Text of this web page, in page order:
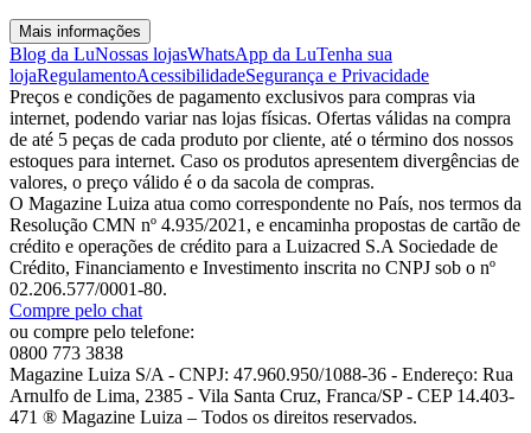
Mais informações
Blog da LuNossas lojasWhatsApp da LuTenha sua
lojaRegulamentoAcessibilidadeSegurança e Privacidade
Preços e condições de pagamento exclusivos para compras via
internet, podendo variar nas lojas físicas. Ofertas válidas na compra
de até 5 peças de cada produto por cliente, até o término dos nossos
estoques para internet. Caso os produtos apresentem divergências de
valores, o preço válido é o da sacola de compras.
O Magazine Luiza atua como correspondente no País, nos termos da
Resolução CMN nº 4.935/2021, e encaminha propostas de cartão de
crédito e operações de crédito para a Luizacred S.A Sociedade de
Crédito, Financiamento e Investimento inscrita no CNPJ sob o nº
02.206.577/0001-80.
Compre pelo chat
ou compre pelo telefone:
0800 773 3838
Magazine Luiza S/A - CNPJ: 47.960.950/1088-36 - Endereço: Rua
Arnulfo de Lima, 2385 - Vila Santa Cruz, Franca/SP - CEP 14.403-
471 ® Magazine Luiza – Todos os direitos reservados.